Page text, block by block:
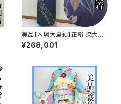
美品【本場大島紬】正絹 染大島
紬 訪問着s776
¥268,001